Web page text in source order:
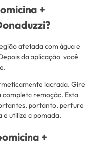
+
afetada com água e
da aplicação, você
lacrada. Gire
remoção. Esta
portanto, perfure
e utilize a pomada.
+